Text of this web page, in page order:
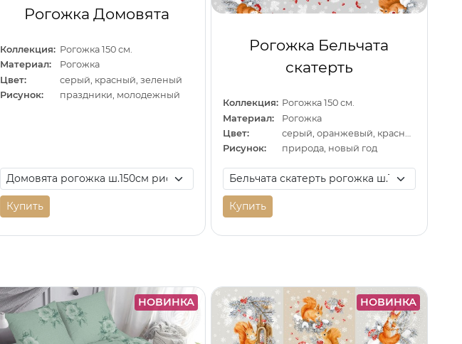
Рогожка Домовята
Коллекция: Рогожка 150 см.
Материал:
Рогожка
Цвет:
серый, красный, зеленый
Рисунок:
праздники, молодежный
Купить
Рогожка Бельчата
скатерть
Коллекция: Рогожка 150 см.
Материал:
Рогожка
Цвет:
Рисунок:
природа, новый год
Купить
НОВИНКА НОВИНКА